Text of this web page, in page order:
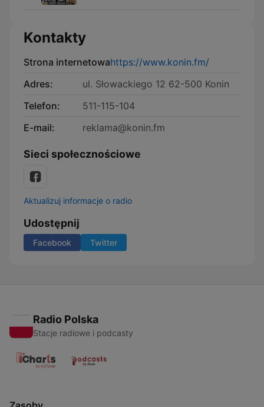
Kontakty
Strona internetowahttps://www.konin.fm/
Adres:
ul. Słowackiego 12 62-500 Konin
Telefon:
511-115-104
E-mail:
reklama@konin.fm
Sieci społecznościowe
Aktualizuj informacje o radio
Udostępnij
Facebook Twitter
Radio Polska
Stacje radiowe i podcasty